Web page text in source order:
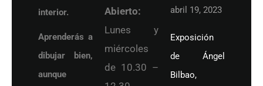
interior.
Aprenderás a
dibujar bien,
aunque
Abierto:
Lunes y
miércoles
de 10.30 –
abril 19, 2023
Exposición
de Ángel
Bilbao,